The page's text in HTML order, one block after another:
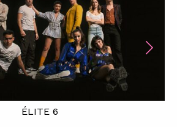
ÉLITE 6